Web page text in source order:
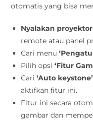
otomatis yang bisa
Nyalakan
remote atau panel
Cari menu
Pilih opsi‘Fitur
Cari‘Auto keystone’
aktifkan fitur ini.
Fitur ini secara
gambar dan